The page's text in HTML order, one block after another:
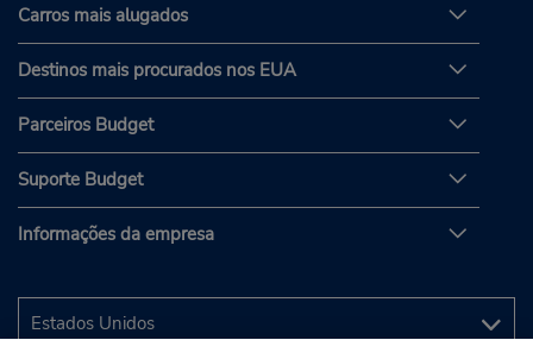
Carros mais alugados
Destinos mais procurados nos EUA
Parceiros Budget
Suporte Budget
Informações da empresa